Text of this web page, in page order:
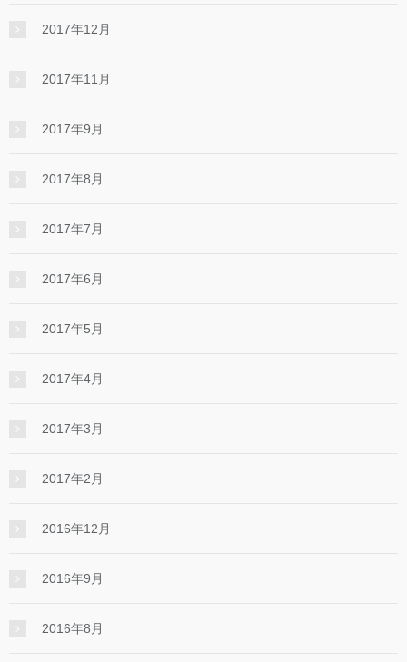
2017年12月
2017年11月
2017年9月
2017年8月
2017年7月
2017年6月
2017年5月
2017年4月
2017年3月
2017年2月
2016年12月
2016年9月
2016年8月